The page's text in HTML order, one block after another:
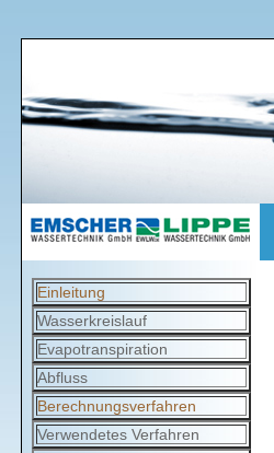
Einleitung
Wasserkreislauf
Evapotranspiration
Abfluss
Berechnungsverfahren
Verwendetes Verfahren